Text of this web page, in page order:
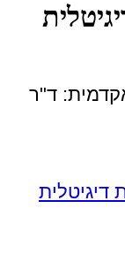
ד"ר
דיגיטלית